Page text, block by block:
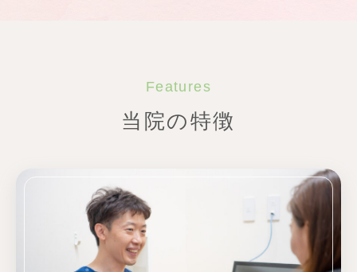
Features
当院の特徴